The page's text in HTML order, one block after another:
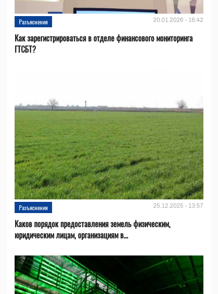
Разъяснения 20.01.2026 - 16:42
Как зарегистрироваться в отделе финансового мониторинга
ГТСБТ?
Разъяснения 25.12.2025 - 13:57
Каков порядок предоставления земель физическим,
юридическим лицам, организациям в...